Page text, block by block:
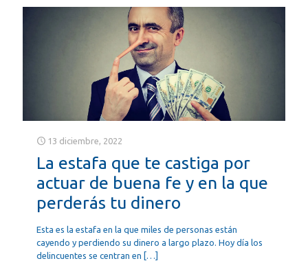
13 diciembre, 2022
La estafa que te castiga por
actuar de buena fe y en la que
perderás tu dinero
Esta es la estafa en la que miles de personas están
cayendo y perdiendo su dinero a largo plazo. Hoy día los
delincuentes se centran en […]